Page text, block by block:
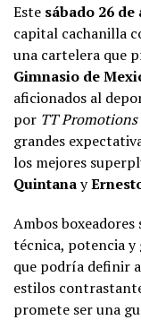
Este sábado 26
capital cachanilla
una cartelera que
Gimnasio de
aficionados al
por TT Promotions
grandes
los mejores
Quintanay
Ambos
técnica, potencia y
que podría definir
estilos
promete ser una